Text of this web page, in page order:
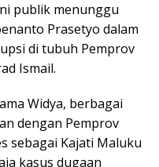
publik menunggu
Prasetyo dalam
di tubuh Pemprov
Ismail.
Widya, berbagai
dengan Pemprov
sebagai Kajati Maluku
kasus dugaan